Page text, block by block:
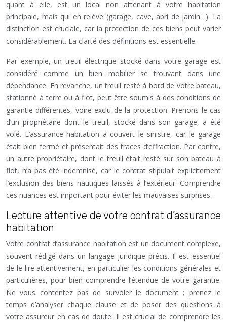
quant à elle, est un local non attenant à votre habitation
principale, mais qui en relève (garage, cave, abri de jardin…). La
distinction est cruciale, car la protection de ces biens peut varier
considérablement. La clarté des définitions est essentielle.
Par exemple, un treuil électrique stocké dans votre garage est
considéré comme un bien mobilier se trouvant dans une
dépendance. En revanche, un treuil resté à bord de votre bateau,
stationné à terre ou à flot, peut être soumis à des conditions de
garantie différentes, voire exclu de la protection. Prenons le cas
d’un propriétaire dont le treuil, stocké dans son garage, a été
volé. L’assurance habitation a couvert le sinistre, car le garage
était bien fermé et présentait des traces d’effraction. Par contre,
un autre propriétaire, dont le treuil était resté sur son bateau à
flot, n’a pas été indemnisé, car le contrat stipulait explicitement
l’exclusion des biens nautiques laissés à l’extérieur. Comprendre
ces nuances est important pour éviter les mauvaises surprises.
Lecture attentive de votre contrat d’assurance
habitation
Votre contrat d’assurance habitation est un document complexe,
souvent rédigé dans un langage juridique précis. Il est essentiel
de le lire attentivement, en particulier les conditions générales et
particulières, pour bien comprendre l’étendue de votre garantie.
Ne vous contentez pas de survoler le document ; prenez le
temps d’analyser chaque clause et de poser des questions à
votre assureur en cas de doute. Il est crucial de comprendre les